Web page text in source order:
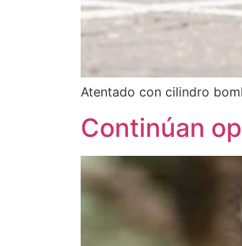
Atentado con cilindro
Continúan